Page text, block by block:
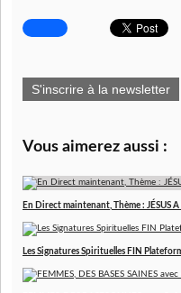
S'inscrire à la newsletter
Vous aimerez aussi :
En Direct maintenant, Thème : JÉSUS
Les Signatures Spirituelles FIN